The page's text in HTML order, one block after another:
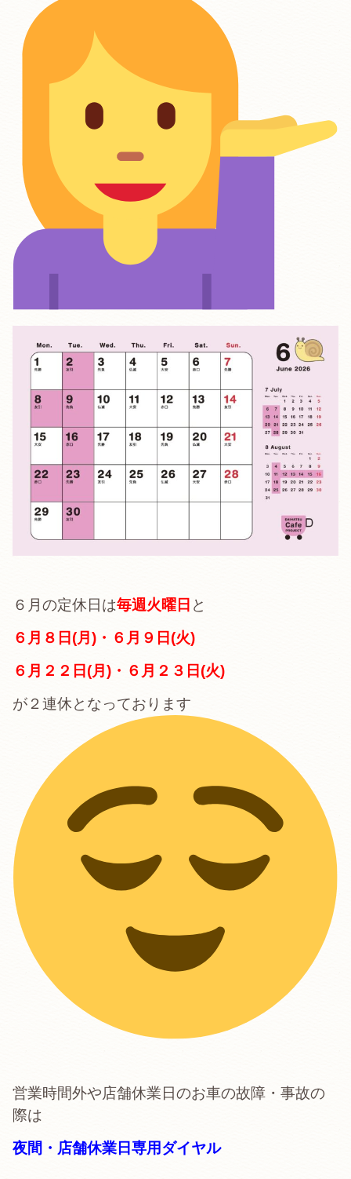
６月の定休日は毎週火曜日 と
６月８日(月)・６月９日(火)
６月２２日(月)・６月２３日(火)
が２連休となっております
営業時間外や店舗休業日のお車の故障・事故の
際は
夜間・店舗休業日専用ダイヤル